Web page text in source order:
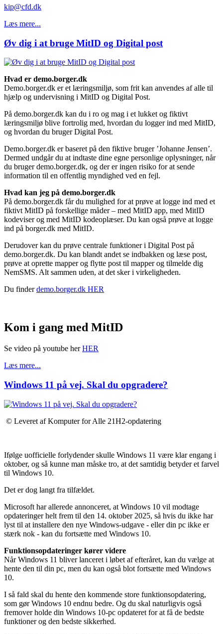
kip@cfd.dk
Læs mere...
Øv dig i at bruge MitID og Digital post
Hvad er demo.borger.dk
Demo.borger.dk er et læringsmiljø, som frit kan anvendes af alle til
hjælp og undervisning i MitID og Digital Post.
På demo.borger.dk kan du i ro og mag i et lukket og fiktivt
læringsmiljø blive fortrolig med, hvordan du logger ind med MitID,
og hvordan du bruger Digital Post.
Demo.borger.dk er baseret på den fiktive bruger ’Johanne Jensen’.
Dermed undgår du at indtaste dine egne personlige oplysninger, når
du bruger demo.borger.dk, og der er ingen risiko for at sende
information til en offentlig myndighed ved en fejl.
Hvad kan jeg på demo.borger.dk
På demo.borger.dk får du mulighed for at prøve at logge ind med et
fiktivt MitID på forskellige måder – med MitID app, med MitID
kodeviser og med MitID kodeoplæser. Du kan også prøve at logge
ind på borger.dk med MitID.
Derudover kan du prøve centrale funktioner i Digital Post på
demo.borger.dk. Du kan blandt andet se indbakken og læse post,
prøve at oprette mapper og flytte post til mapper og tilmelde dig
NemSMS. Alt sammen uden, at det sker i virkeligheden.
Du finderdemo.borger.dk HER
Kom i gang med MitID
Se video på youtube herHER
Læs mere...
Windows 11 på vej. Skal du opgradere?
© Leveret af Komputer for Alle 21H2-opdatering
Ifølge uofficielle forlydender skulle Windows 11 være klar engang i
oktober, og så kunne man måske tro, at det samtidig betyder et farvel
til Windows 10.
Det er dog langt fra tilfældet.
Microsoft har allerede annonceret, at Windows 10 vil modtage
opdateringer helt frem til den 14. oktober 2025, så hvis du ikke har
lyst til at installere den nye Windows-udgave - eller din pc ikke er
stærk nok - kan du fortsætte med Windows 10.
Funktionsopdateringer kører videre
Når Windows 11 bliver lanceret i løbet af efteråret, kan du vælge at
hente den til din pc, men du kan også blot fortsætte med Windows
10.
I så fald skal du hente den kommende store funktionsopdatering,
som gør Windows 10 endnu bedre. Og du skal naturligvis også
fremover holde din Windows 10-pc opdateret for at få de bedste
funktioner og den bedste sikkerhed.